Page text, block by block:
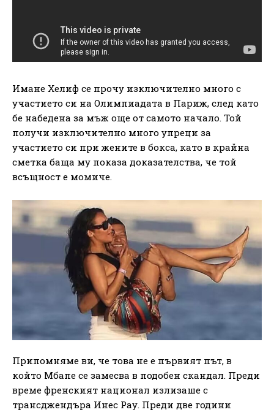
Имане Хелиф се прочу изключително много с
участието си на Олимпиадата в Париж, след като
бе набедена за мъж още от самото начало. Той
получи изключително много упреци за
участието си при жените в бокса, като в крайна
сметка баща му показа доказателства, че той
всъщност е момиче.
Припомняме ви, че това не е първият път, в
който Мбапе се замесва в подобен скандал. Преди
време френският национал излизаше с
трансджендъра Инес Рау. Преди две години